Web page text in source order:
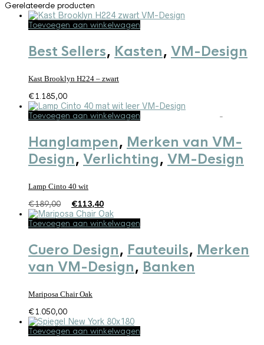
Gerelateerde producten
Toevoegen aan winkelwagen
Best Sellers, Kasten, VM-Design
Kast Brooklyn H224 – zwart
€1.185,00
Toevoegen aan winkelwagen
Hanglampen, Merken van VM-
Design, Verlichting, VM-Design
Lamp Cinto 40 wit
€189,00
Oorspronkelijke
prijs
was:
€113,40
prijs
is:
Toevoegen aan winkelwagen
Cuero Design, Fauteuils, Merken
van VM-Design, Banken
Mariposa Chair Oak
€1.050,00
Toevoegen aan winkelwagen